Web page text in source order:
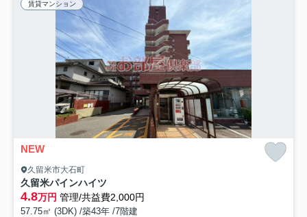
賃貸マンション
NEW
久留米市大石町
久留米パインハイツ
4.8万円 管理/共益費2,000円
57.75㎡ (3DK) /築43年 /7階建